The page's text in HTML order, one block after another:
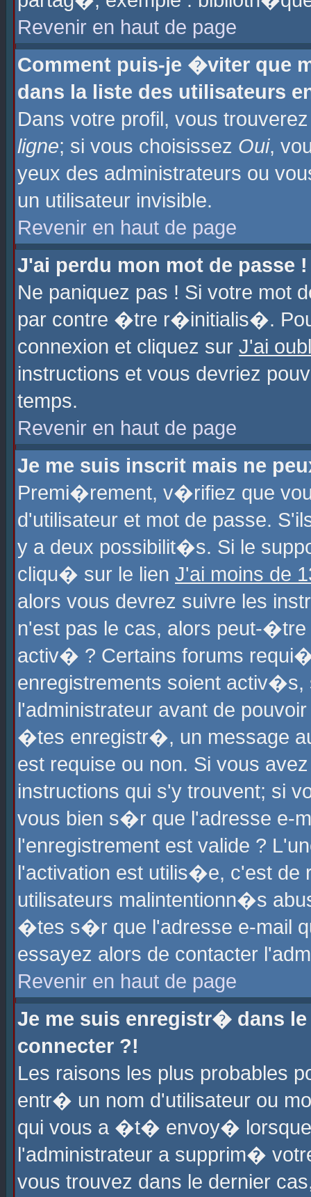
Revenir en haut de page
Comment puis-je �viter que
dans la liste des utilisateurs
Dans votre profil, vous
ligne; si vous choisissez Oui,
yeux des administrateurs ou
un utilisateur invisible.
Revenir en haut de page
J'ai perdu mon mot de passe !
Ne paniquez pas ! Si votre
par contre �tre r�initialis�.
connexion et cliquez sur J'ai
instructions et vous devriez
temps.
Revenir en haut de page
Je me suis inscrit mais ne
Premi�rement, v�rifiez que
d'utilisateur et mot de passe.
y a deux possibilit�s. Si le
cliqu� sur le lien J'ai moins de
alors vous devrez suivre les
n'est pas le cas, alors peut-
activ� ? Certains forums
enregistrements soient
l'administrateur avant de
�tes enregistr�, un message
est requise ou non. Si vous
instructions qui s'y trouvent; si
vous bien s�r que l'adresse e-
l'enregistrement est valide ?
l'activation est utilis�e, c'est
utilisateurs malintentionn�s
�tes s�r que l'adresse e-mail
essayez alors de contacter
Revenir en haut de page
Je me suis enregistr� dans
connecter ?!
Les raisons les plus probables
entr� un nom d'utilisateur ou
qui vous a �t� envoy�
l'administrateur a supprim�
vous trouvez dans le dernier